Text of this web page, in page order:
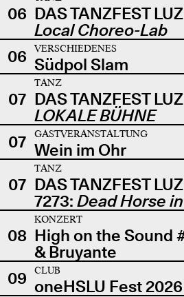
06 DAS TANZFEST
Local Choreo-Lab
06
VERSCHIEDENES
Südpol Slam
07
TANZ
DAS TANZFEST
LOKALE BÜHNE
07
GASTVERANSTALTUNG
Wein im Ohr
07
TANZ
DAS TANZFEST
7273: Dead Horse
08
KONZERT
High on the Sound
& Bruyante
09
CLUB
oneHSLU Fest 2026